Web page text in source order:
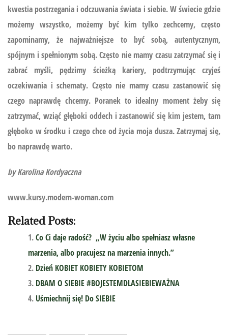
kwestia postrzegania i odczuwania świata i siebie. W świecie gdzie
możemy wszystko, możemy być kim tylko zechcemy, często
zapominamy, że najważniejsze to być sobą, autentycznym,
spójnym i spełnionym sobą. Często nie mamy czasu zatrzymać się i
zabrać myśli, pędzimy ścieżką kariery, podtrzymując czyjeś
oczekiwania i schematy. Często nie mamy czasu zastanowić się
czego naprawdę chcemy. Poranek to idealny moment żeby się
zatrzymać, wziąć głęboki oddech i zastanowić się kim jestem, tam
głęboko w środku i czego chce od życia moja dusza. Zatrzymaj się,
bo naprawdę warto.
by Karolina Kordyaczna
www.kursy.modern-woman.com
Related Posts:
Co Ci daje radość? „W życiu albo spełniasz własne
marzenia, albo pracujesz na marzenia innych.”
Dzień KOBIET KOBIETY KOBIETOM
DBAM O SIEBIE #BOJESTEMDLASIEBIEWAŻNA
Uśmiechnij się! Do SIEBIE